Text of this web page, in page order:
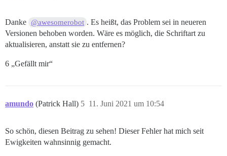
Danke @awesomerobot . Es heißt, das Problem sei in neueren
Versionen behoben worden. Wäre es möglich, die Schriftart zu
aktualisieren, anstatt sie zu entfernen?
6 „Gefällt mir“
amundo (Patrick Hall) 11. Juni 2021 um 10:54
5
So schön, diesen Beitrag zu sehen! Dieser Fehler hat mich seit
Ewigkeiten wahnsinnig gemacht.